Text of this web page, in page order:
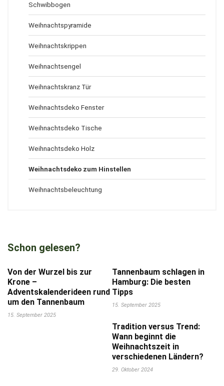
Schwibbogen
Weihnachtspyramide
Weihnachtskrippen
Weihnachtsengel
Weihnachtskranz Tür
Weihnachtsdeko Fenster
Weihnachtsdeko Tische
Weihnachtsdeko Holz
Weihnachtsdeko zum Hinstellen
Weihnachtsbeleuchtung
Schon gelesen?
Von der Wurzel bis zur
Krone –
Adventskalenderideen rund
um den Tannenbaum
15. September 2025
Tannenbaum schlagen in
Hamburg: Die besten
Tipps
15. September 2025
Tradition versus Trend:
Wann beginnt die
Weihnachtszeit in
verschiedenen Ländern?
29. Oktober 2024